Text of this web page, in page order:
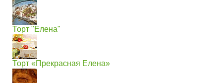
Торт "Елена"
Торт «Прекрасная Елена»